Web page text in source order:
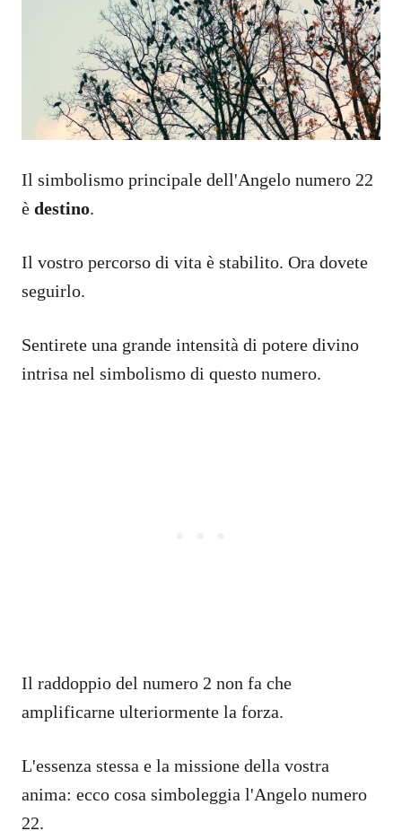
Il simbolismo principale dell'Angelo numero 22
è destino.
Il vostro percorso di vita è stabilito. Ora dovete
seguirlo.
Sentirete una grande intensità di potere divino
intrisa nel simbolismo di questo numero.
Il raddoppio del numero 2 non fa che
amplificarne ulteriormente la forza.
L'essenza stessa e la missione della vostra
anima: ecco cosa simboleggia l'Angelo numero
22.